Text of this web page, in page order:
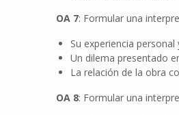
OA 7: Formular una
Su experiencia
Un dilema presentado
La relación de la obra
OA 8: Formular una